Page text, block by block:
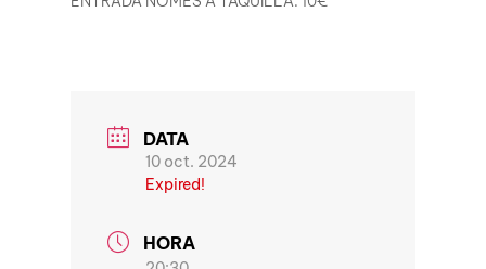
DATA
10 oct. 2024
Expired!
HORA